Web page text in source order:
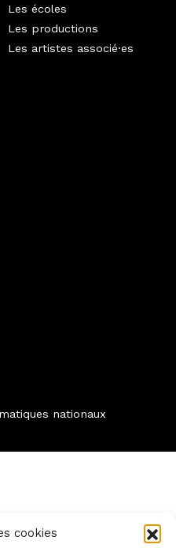
cookies
Les écoles
Les productions
Les artistes associé·es
nationaux